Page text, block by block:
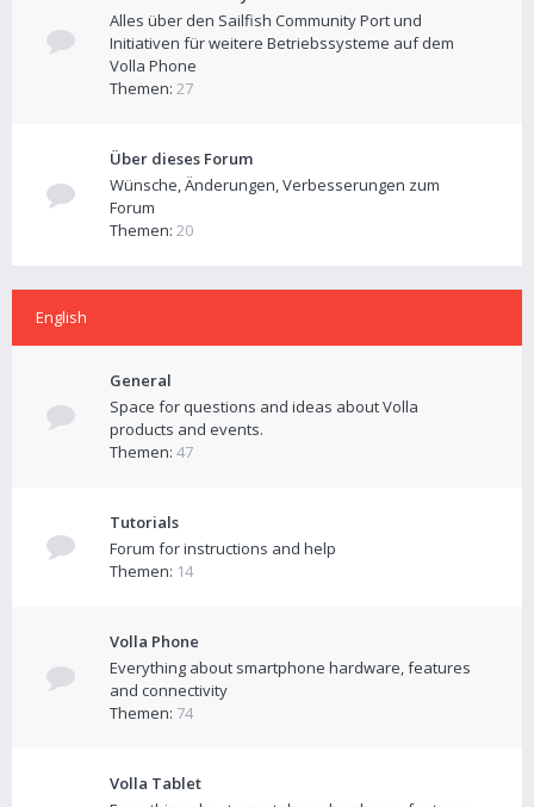
Alles über den Sailfish Community Port und
Initiativen für weitere Betriebssysteme auf dem
Volla Phone
Themen: 27
Über dieses Forum
Wünsche, Änderungen, Verbesserungen zum
Forum
Themen: 20
English
General
Space for questions and ideas about Volla
products and events.
Themen: 47
Tutorials
Forum for instructions and help
Themen: 14
Volla Phone
Everything about smartphone hardware, features
and connectivity
Themen: 74
Volla Tablet